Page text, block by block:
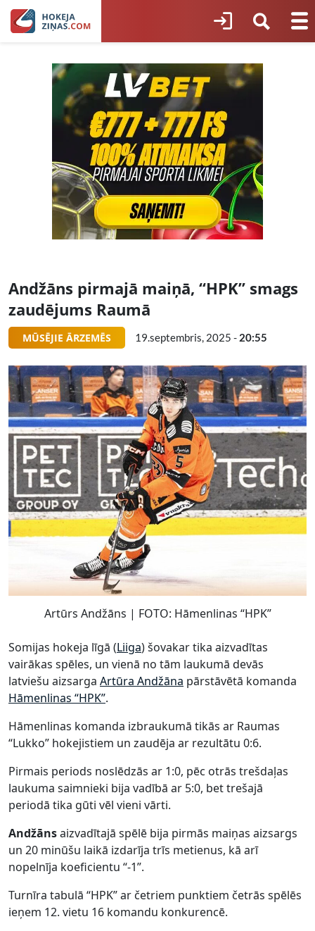
Andžāns pirmajā maiņā, “HPK” smags
zaudējums Raumā
MŪSĒJIE ĀRZEMĒS 19.septembris, 2025 - 20:55
Artūrs Andžāns | FOTO: Hāmenlinas “HPK”
Somijas hokeja līgā (Liiga) šovakar tika aizvadītas
vairākas spēles, un vienā no tām laukumā devās
latviešu aizsarga Artūra Andžāna pārstāvētā komanda
Hāmenlinas “HPK”.
Hāmenlinas komanda izbraukumā tikās ar Raumas
“Lukko” hokejistiem un zaudēja ar rezultātu 0:6.
Pirmais periods noslēdzās ar 1:0, pēc otrās trešdaļas
laukuma saimnieki bija vadībā ar 5:0, bet trešajā
periodā tika gūti vēl vieni vārti.
Andžānsaizvadītajā spēlē bija pirmās maiņas aizsargs
un 20 minūšu laikā izdarīja trīs metienus, kā arī
nopelnīja koeficientu “-1”.
Turnīra tabulā “HPK” ar četriem punktiem četrās spēlēs
ieņem 12. vietu 16 komandu konkurencē.